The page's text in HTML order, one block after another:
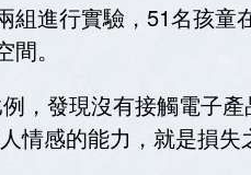
進行實驗，51名孩
。
，發現沒有接觸電子
感的能力，就是損失